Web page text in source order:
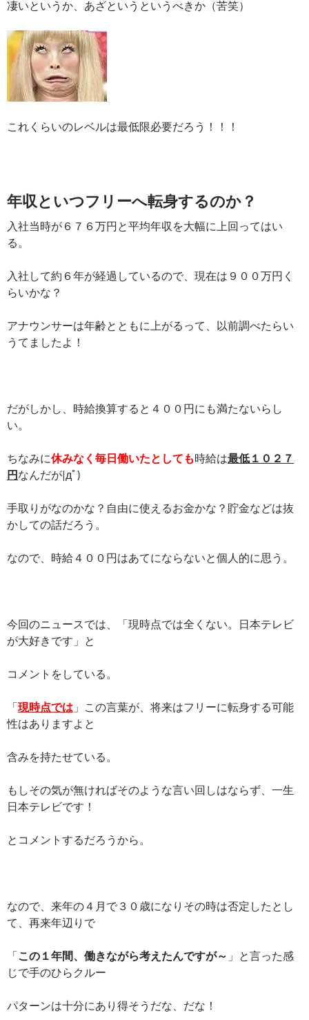
凄いというか、あざというというべきか（苦笑）
これくらいのレベルは最低限必要だろう！！！
年収といつフリーへ転身するのか？
入社当時が６７６万円と平均年収を大幅に上回ってはい
る。
入社して約６年が経過しているので、現在は９００万円く
らいかな？
アナウンサーは年齢とともに上がるって、以前調べたらい
うてましたよ！
だがしかし、時給換算すると４００円にも満たないらし
い。
ちなみに休みなく毎日働いたとしても時給は最低１０２７
円なんだが|дﾟ)
手取りがなのかな？自由に使えるお金かな？貯金などは抜
かしての話だろう。
なので、時給４００円はあてにならないと個人的に思う。
今回のニュースでは、「現時点では全くない。日本テレビ
が大好きです」と
コメントをしている。
「現時点では 」この言葉が、将来はフリーに転身する可能
性はありますよと
含みを持たせている。
もしその気が無ければそのような言い回しはならず、一生
日本テレビです！
とコメントするだろうから。
なので、来年の４月で３０歳になりその時は否定したとし
て、再来年辺りで
「この１年間、働きながら考えたんですが～ 」と言った感
じで手のひらクルー
パターンは十分にあり得そうだな、だな！